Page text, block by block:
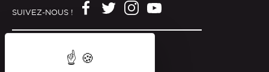
SUIVEZ-NOUS !
Politique de confidentialité